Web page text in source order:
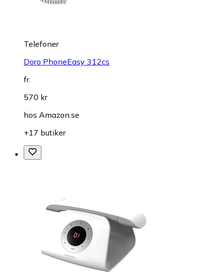
Telefoner
Doro PhoneEasy 312cs
fr.
570 kr
hos Amazon.se
+17 butiker